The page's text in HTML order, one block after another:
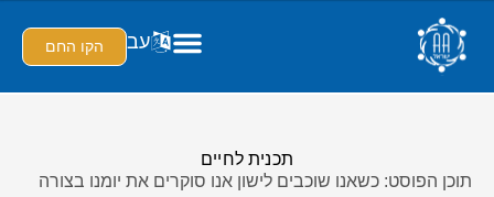
הקו החם עב
תכנית לחיים
תוכן הפוסט: כשאנו שוכבים לישון אנו סוקרים את יומנו בצורה